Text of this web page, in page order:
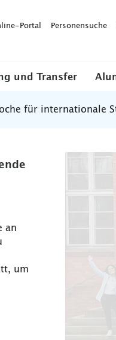
Portal Personensuche
und Transfer
für internationale
an
um